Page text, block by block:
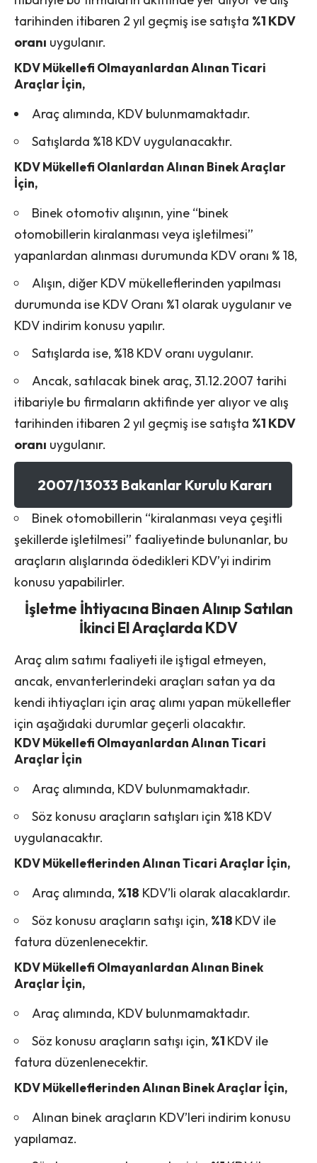
tarihinden itibaren 2 yıl geçmiş ise satışta %1 KDV
oranı uygulanır.
KDV Mükellefi Olmayanlardan Alınan Ticari
Araçlar İçin,
Araç alımında, KDV bulunmamaktadır.
Satışlarda %18 KDV uygulanacaktır.
KDV Mükellefi Olanlardan Alınan Binek Araçlar
İçin,
Binek otomotiv alışının, yine “binek
otomobillerin kiralanması veya işletilmesi”
yapanlardan alınması durumunda KDV oranı % 18,
Alışın, diğer KDV mükelleflerinden yapılması
durumunda ise KDV Oranı %1 olarak uygulanır ve
KDV indirim konusu yapılır.
Satışlarda ise, %18 KDV oranı uygulanır.
Ancak, satılacak binek araç, 31.12.2007 tarihi
itibariyle bu firmaların aktifinde yer alıyor ve alış
tarihinden itibaren 2 yıl geçmiş ise satışta %1 KDV
oranı uygulanır.
2007/13033Bakanlar Kurulu Kararı
Binek otomobillerin “kiralanması veya çeşitli
şekillerde işletilmesi” faaliyetinde bulunanlar, bu
araçların alışlarında ödedikleri KDV’yi indirim
konusu yapabilirler.
İşletme İhtiyacına Binaen Alınıp Satılan
İkinci El Araçlarda KDV
Araç alım satımı faaliyeti ile iştigal etmeyen,
ancak, envanterlerindeki araçları satan ya da
kendi ihtiyaçları için araç alımı yapan mükellefler
için aşağıdaki durumlar geçerli olacaktır.
KDV Mükellefi Olmayanlardan Alınan Ticari
Araçlar İçin
Araç alımında, KDV bulunmamaktadır.
Söz konusu araçların satışları için %18 KDV
uygulanacaktır.
KDV Mükelleflerinden Alınan Ticari Araçlar İçin,
Araç alımında, %18 KDV’li olarak alacaklardır.
Söz konusu araçların satışı için, %18 KDV ile
fatura düzenlenecektir.
KDV Mükellefi Olmayanlardan Alınan Binek
Araçlar İçin,
Araç alımında, KDV bulunmamaktadır.
Söz konusu araçların satışı için, %1 KDV ile
fatura düzenlenecektir.
KDV Mükelleflerinden Alınan Binek Araçlar İçin,
Alınan binek araçların KDV’leri indirim konusu
yapılamaz.